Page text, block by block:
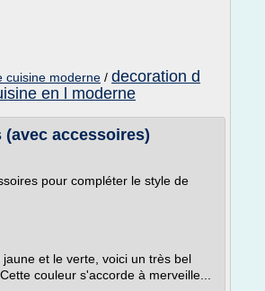
cuisine moderne / decoration d
en l moderne
accessoires)
pour compléter le style de
et le verte, voici un très bel
couleur s'accorde à merveille...